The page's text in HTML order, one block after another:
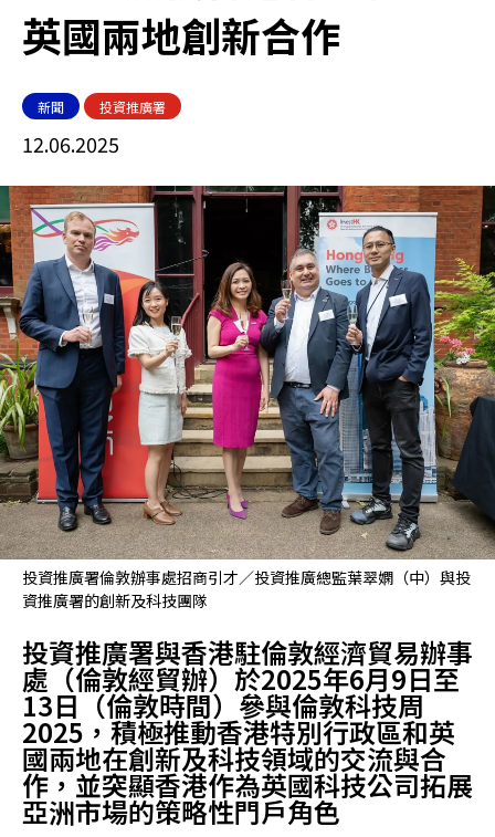
英國兩地創新合作
新聞 投資推廣署
12.06.2025
投資推廣署倫敦辦事處招商引才／投資推廣總監葉翠嫻（中）與投
資推廣署的創新及科技團隊
投資推廣署與香港駐倫敦經濟貿易辦事
處（倫敦經貿辦）於2025年6月9日至
13日（倫敦時間）參與倫敦科技周
2025，積極推動香港特別行政區和英
國兩地在創新及科技領域的交流與合
作，並突顯香港作為英國科技公司拓展
亞洲市場的策略性門戶角色